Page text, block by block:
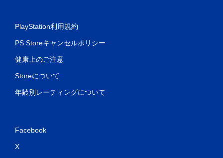
PlayStation利用規約
PS Storeキャンセルポリシー
健康上のご注意
Storeについて
年齢別レーティングについて
Facebook
X